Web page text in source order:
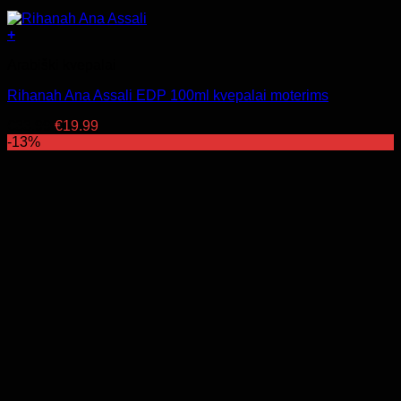
+
Rihanah Ana Assali EDP 100ml kvepalai moterims
Original
€19.99Current
-13%